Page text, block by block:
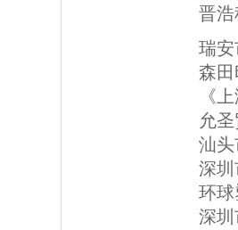
晋浩
瑞安
森
《
允
汕
深
环
深